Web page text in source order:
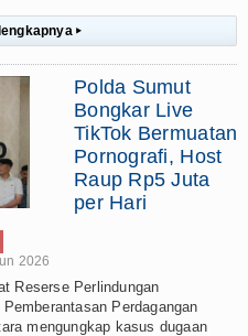
▸
Polda Sumut
Bongkar Live
TikTok Bermuatan
Pornografi, Host
Raup Rp5 Juta
per Hari
2026
Reserse Perlindungan
Perdagangan
mengungkap kasus dugaan